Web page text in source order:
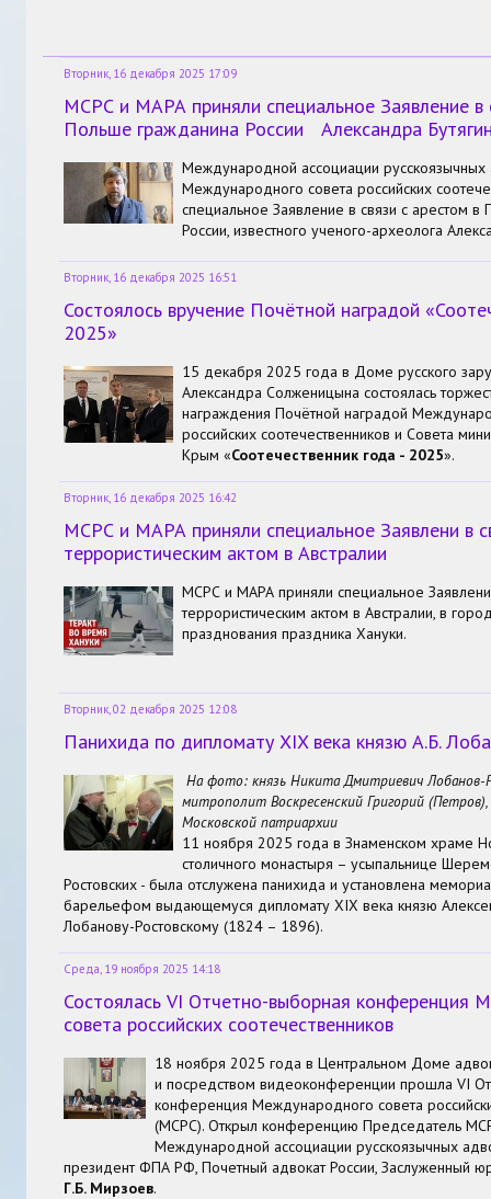
Вторник, 16 декабря 2025 17:09
МСРС и МАРА приняли специальное Заявление в
Польше гражданина России Александра
Международной ассоциации русскоязычных
Международного совета российских
специальное Заявление в связи с арестом
России, известного ученого-археолога
Вторник, 16 декабря 2025 16:51
Состоялось вручение Почётной наградой
2025»
15 декабря 2025 года в Доме русского
Александра Солженицына состоялась
награждения Почётной наградой
российских соотечественников и Совета
Крым «Соотечественник года - 2025».
Вторник, 16 декабря 2025 16:42
МСРС и МАРА приняли специальное Заявлени в
террористическим актом в Австралии
МСРС и МАРА приняли специальное
террористическим актом в Австралии, в
празднования праздника Хануки.
Вторник, 02 декабря 2025 12:08
Панихида по дипломату XIX века князю А.Б.
На фото: князь Никита Дмитриевич Лобанов-
митрополит Воскресенский Григорий
Московской патриархии
11 ноября 2025 года в Знаменском храме
столичного монастыря – усыпальнице
Ростовских - была отслужена панихида и установлена
барельефом выдающемуся дипломату XIX века князю
Лобанову-Ростовскому (1824 – 1896).
Среда, 19 ноября 2025 14:18
Состоялась VI Отчетно-выборная конференция
совета российских соотечественников
18 ноября 2025 года в Центральном Доме
и посредством видеоконференции прошла VI
конференция Международного совета
(МСРС). Открыл конференцию Председатель
Международной ассоциации русскоязычных
президент ФПА РФ, Почетный адвокат России, Заслуженный
Г.Б. Мирзоев.